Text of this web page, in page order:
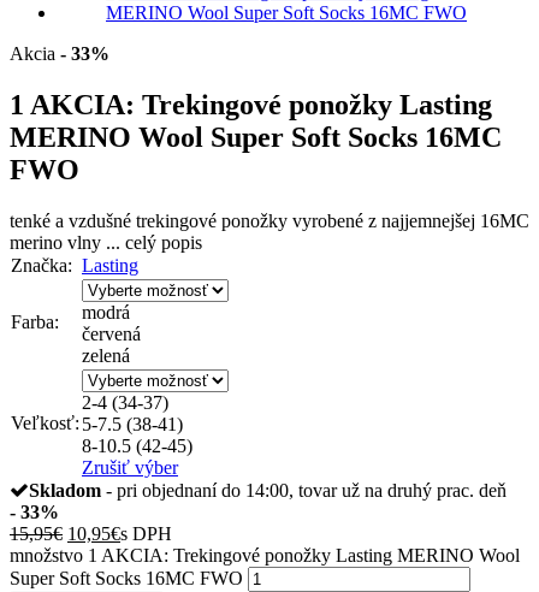
Akcia - 33%
1 AKCIA: Trekingové ponožky Lasting
MERINO Wool Super Soft Socks 16MC
FWO
tenké a vzdušné trekingové ponožky vyrobené z najjemnejšej 16MC
merino vlny ... celý popis
Značka: Lasting
Farba:
modrá
červená
zelená
Veľkosť:
2-4 (34-37)
5-7.5 (38-41)
8-10.5 (42-45)
Zrušiť výber
Skladom - pri objednaní do 14:00, tovar už na druhý prac. deň
- 33%
15,95€ 10,95€s DPH
množstvo 1 AKCIA: Trekingové ponožky Lasting MERINO Wool
Super Soft Socks 16MC FWO